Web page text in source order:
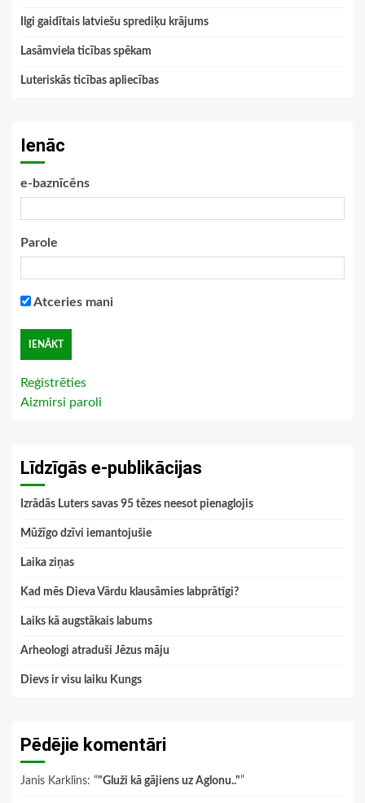
Ilgi gaidītais latviešu sprediķu krājums
Lasāmviela ticības spēkam
Luteriskās ticības apliecības
Ienāc
e-baznīcēns
Parole
Atceries mani
Reģistrēties
Aizmirsi paroli
Līdzīgās e-publikācijas
Izrādās Luters savas 95 tēzes neesot pienaglojis
Mūžīgo dzīvi iemantojušie
Laika ziņas
Kad mēs Dieva Vārdu klausāmies labprātīgi?
Laiks kā augstākais labums
Arheologi atraduši Jēzus māju
Dievs ir visu laiku Kungs
Pēdējie komentāri
Janis Karklins: “"Gluži kā gājiens uz Aglonu.."”